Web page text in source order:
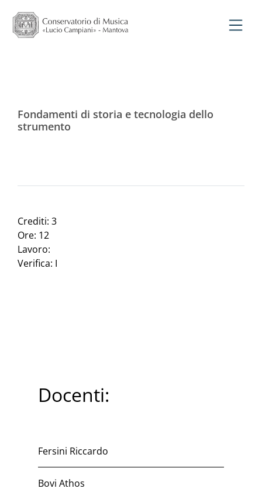
Fondamenti di storia e tecnologia dello
strumento
Crediti: 3
Ore: 12
Lavoro:
Verifica: I
Docenti:
Fersini Riccardo
Bovi Athos